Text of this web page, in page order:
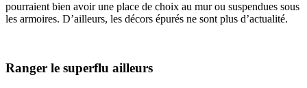
pourraient bien avoir une place de choix au mur ou suspendues sous
les armoires. D’ailleurs, les décors épurés ne sont plus d’actualité.
Ranger le superflu ailleurs